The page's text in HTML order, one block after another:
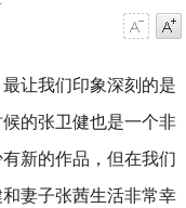
让我们印象深刻的是
的张卫健也是一个非
新的作品，但在我们
妻子张茜生活非常幸